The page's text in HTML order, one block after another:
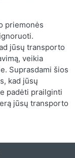
priemonės
jūsų transporto
veikia
Suprasdami šios
kad jūsų
padėti prailginti
jūsų transporto